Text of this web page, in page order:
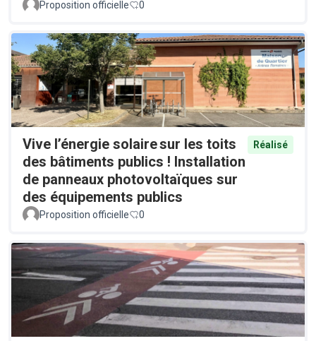
Proposition officielle 0
Vive l’énergie solaire sur les toits
des bâtiments publics ! Installation
de panneaux photovoltaïques sur
des équipements publics
Réalisé
Proposition officielle 0